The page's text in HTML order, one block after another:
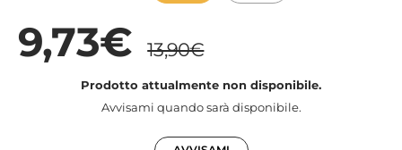
9,73€ 13,90€
Prodotto attualmente non disponibile.
Avvisami quando sarà disponibile.